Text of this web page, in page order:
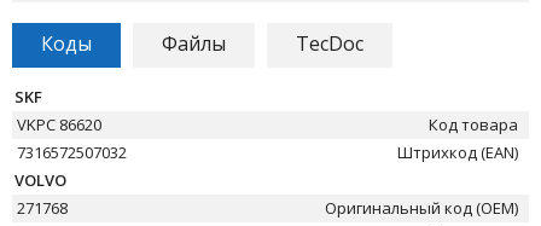
Коды Файлы TecDoc
SKF
VKPC 86620
Код товара
7316572507032
Штрихкод (EAN)
VOLVO
271768
Оригинальный код (OEM)